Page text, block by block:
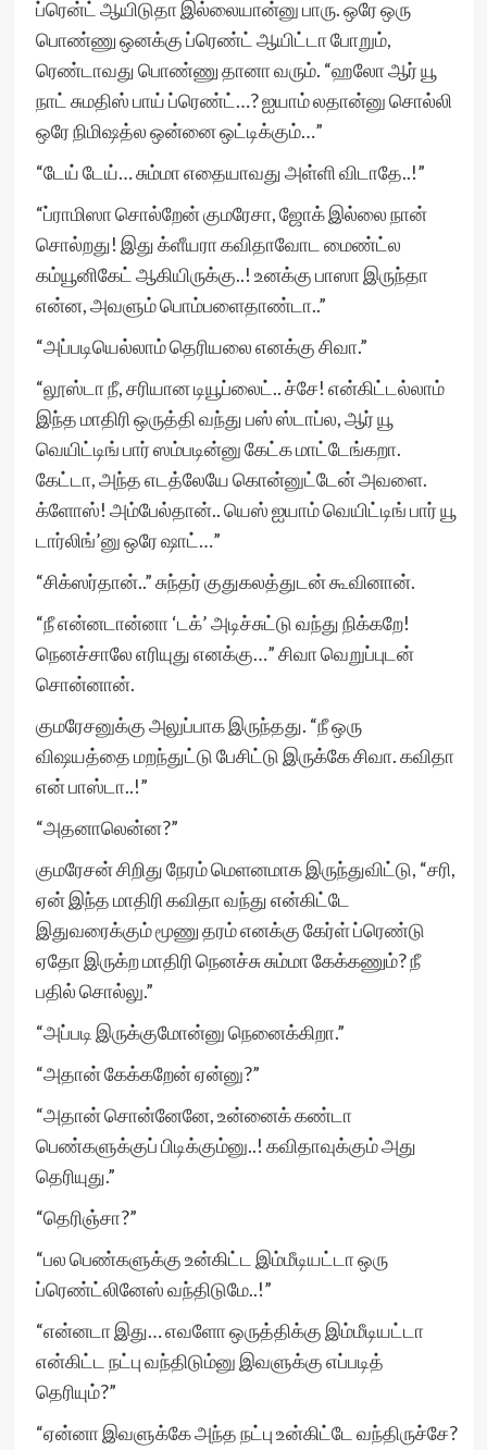
ப்ரென்ட் ஆயிடுதா இல்லையான்னு பாரு. ஒரே ஒரு
பொண்ணு ஒனக்கு ப்ரெண்ட் ஆயிட்டா போறும்,
ரெண்டாவது பொண்ணு தானா வரும். “ஹலோ ஆர் யூ
நாட் சுமதிஸ் பாய் ப்ரெண்ட்…? ஐயாம் லதான்னு சொல்லி
ஒரே நிமிஷத்ல ஒன்னை ஒட்டிக்கும்…”
“டேய் டேய்… சும்மா எதையாவது அள்ளி விடாதே..!”
“ப்ராமிஸா சொல்றேன் குமரேசா, ஜோக் இல்லை நான்
சொல்றது! இது க்ளீயரா கவிதாவோட மைண்ட்ல
கம்யூனிகேட் ஆகியிருக்கு..! உனக்கு பாஸா இருந்தா
என்ன, அவளும் பொம்பளைதாண்டா..”
“அப்படியெல்லாம் தெரியலை எனக்கு சிவா.”
“லூஸ்டா நீ, சரியான டியூப்லைட்.. ச்சே! என்கிட்டல்லாம்
இந்த மாதிரி ஒருத்தி வந்து பஸ் ஸ்டாப்ல, ஆர் யூ
வெயிட்டிங் பார் ஸம்படின்னு கேட்க மாட்டேங்கறா.
கேட்டா, அந்த எடத்லேயே கொன்னுட்டேன் அவளை.
க்ளோஸ்! அம்பேல்தான்.. யெஸ் ஐயாம் வெயிட்டிங் பார் யூ
டார்லிங்’னு ஒரே ஷாட்…”
“சிக்ஸர்தான்..” சுந்தர் குதுகலத்துடன் கூவினான்.
“நீ என்னடான்னா ‘டக்’ அடிச்சுட்டு வந்து நிக்கறே!
நெனச்சாலே எரியுது எனக்கு…” சிவா வெறுப்புடன்
சொன்னான்.
குமரேசனுக்கு அலுப்பாக இருந்தது. “நீ ஒரு
விஷயத்தை மறந்துட்டு பேசிட்டு இருக்கே சிவா. கவிதா
என் பாஸ்டா..!”
“அதனாலென்ன?”
குமரேசன் சிறிது நேரம் மெளனமாக இருந்துவிட்டு, “சரி,
ஏன் இந்த மாதிரி கவிதா வந்து என்கிட்டே
இதுவரைக்கும் மூணு தரம் எனக்கு கேர்ள் ப்ரெண்டு
ஏதோ இருக்ற மாதிரி நெனச்சு சும்மா கேக்கணும்? நீ
பதில் சொல்லு.”
“அப்படி இருக்குமோன்னு நெனைக்கிறா.”
“அதான் கேக்கறேன் ஏன்னு?”
“அதான் சொன்னேனே, உன்னைக் கண்டா
பெண்களுக்குப் பிடிக்கும்னு..! கவிதாவுக்கும் அது
தெரியுது.”
“தெரிஞ்சா?”
“பல பெண்களுக்கு உன்கிட்ட இம்மீடியட்டா ஒரு
ப்ரெண்ட்லினேஸ் வந்திடுமே..!”
“என்னடா இது… எவளோ ஒருத்திக்கு இம்மீடியட்டா
என்கிட்ட நட்பு வந்திடும்னு இவளுக்கு எப்படித்
தெரியும்?”
“ஏன்னா இவளுக்கே அந்த நட்பு உன்கிட்டே வந்திருச்சே?